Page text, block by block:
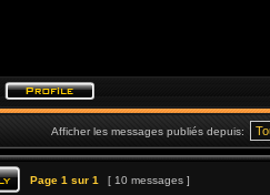
Afficher les messages publiés depuis:
Page 1 sur 1 [ 10 messages ]